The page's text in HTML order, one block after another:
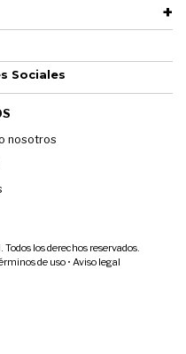
Sociales
nosotros
los derechos reservados.
de uso • Aviso legal